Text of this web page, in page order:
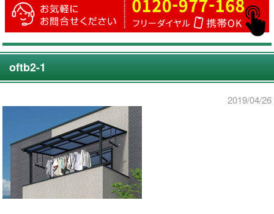
oftb2-1
2019/04/26